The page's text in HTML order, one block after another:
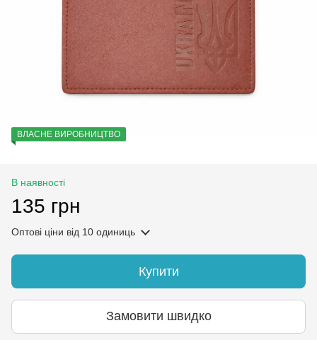
ВЛАСНЕ ВИРОБНИЦТВО
В наявності
135 грн
Оптові ціни від 10 одиниць
Купити
Замовити швидко